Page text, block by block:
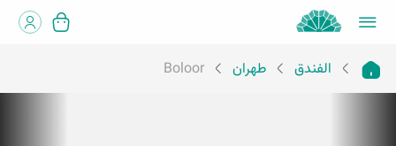
الفندق طهران Boloor